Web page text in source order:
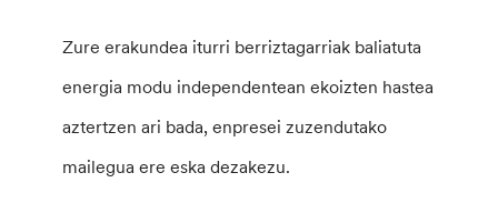
Zure erakundea iturri berriztagarriak baliatuta
energia modu independentean ekoizten hastea
aztertzen ari bada, enpresei zuzendutako
mailegua ere eska dezakezu.